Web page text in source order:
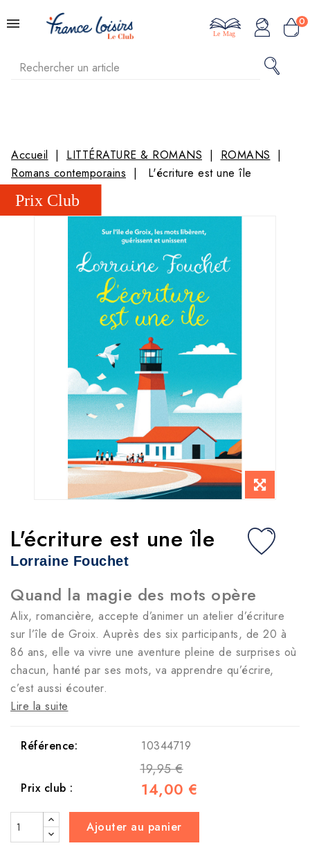
0
Le Mag
Accueil LITTÉRATURE & ROMANS
ROMANS
Romans contemporains
L'écriture est une île
L'écriture est une île
Lorraine Fouchet
Quand la magie des mots opère
Alix, romancière, accepte d’animer un atelier d’écriture
sur l’île de Groix. Auprès des six participants, de 20 à
86 ans, elle va vivre une aventure pleine de surprises où
chacun, hanté par ses mots, va apprendre qu’écrire,
c’est aussi écouter.
Lire la suite
Référence: 10344719
19,95 €
Prix club : 14,00 €
Ajouter au panier